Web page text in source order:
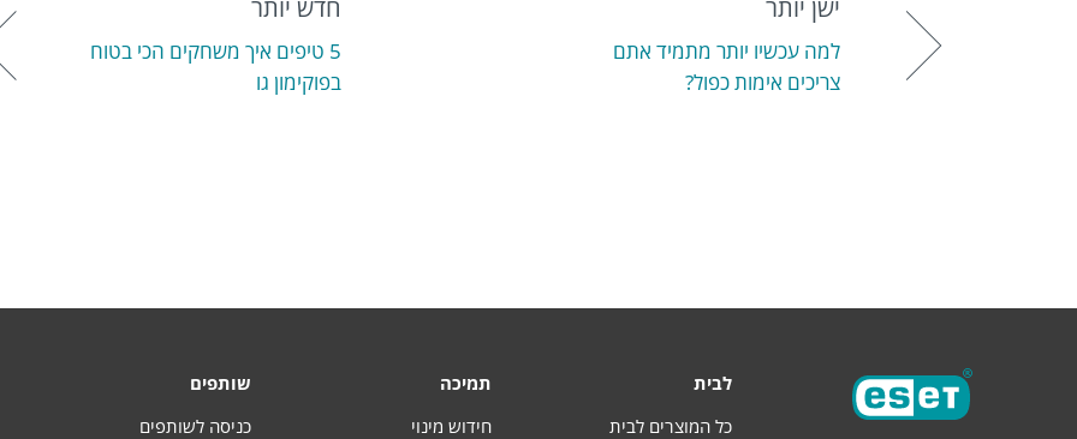
ישן יותר
למה עכשיו יותר מתמיד אתם
צריכים אימות כפול?
חדש יותר
5 טיפים איך משחקים הכי בטוח
בפוקימון גו
לבית
כל המוצרים לבית
תמיכה
חידוש מינוי
שותפים
כניסה לשותפים